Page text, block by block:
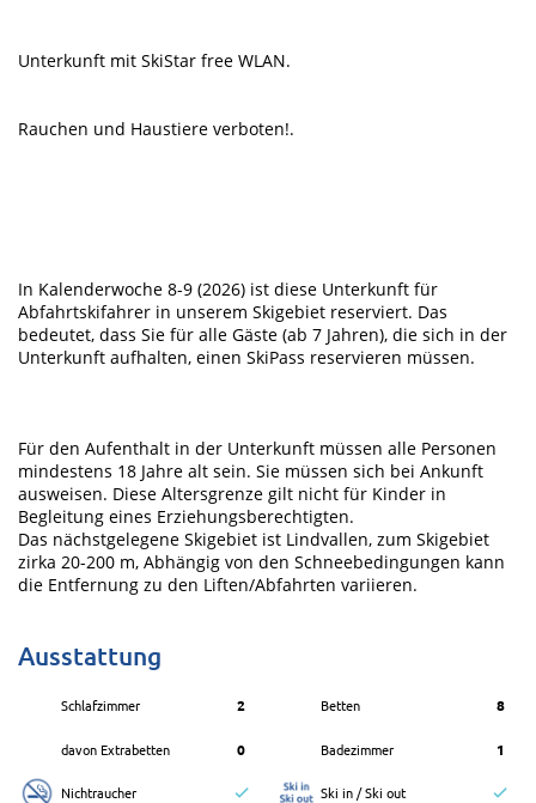
Unterkunft mit SkiStar free WLAN.
Rauchen und Haustiere verboten!.
In Kalenderwoche 8-9 (2026) ist diese Unterkunft für
Abfahrtskifahrer in unserem Skigebiet reserviert. Das
bedeutet, dass Sie für alle Gäste (ab 7 Jahren), die sich in der
Unterkunft aufhalten, einen SkiPass reservieren müssen.
Für den Aufenthalt in der Unterkunft müssen alle Personen
mindestens 18 Jahre alt sein. Sie müssen sich bei Ankunft
ausweisen. Diese Altersgrenze gilt nicht für Kinder in
Begleitung eines Erziehungsberechtigten.
Das nächstgelegene Skigebiet ist Lindvallen, zum Skigebiet
zirka 20-200 m, Abhängig von den Schneebedingungen kann
die Entfernung zu den Liften/Abfahrten variieren.
Ausstattung
Schlafzimmer 2 Betten 8
davon Extrabetten 0 Badezimmer 1
Nichtraucher Ski in / Ski out